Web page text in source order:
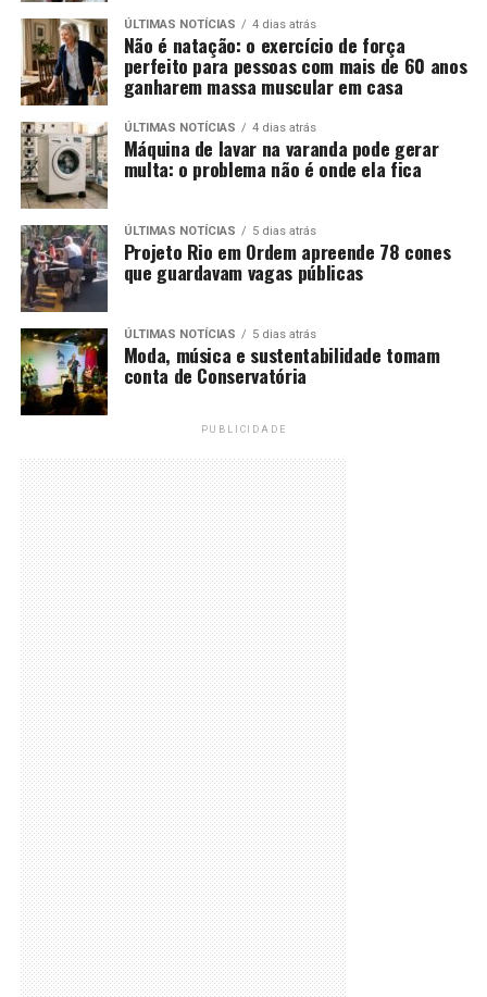
ÚLTIMAS NOTÍCIAS 4 dias atrás
Não é natação: o exercício de força
perfeito para pessoas com mais de 60 anos
ganharem massa muscular em casa
ÚLTIMAS NOTÍCIAS 4 dias atrás
Máquina de lavar na varanda pode gerar
multa: o problema não é onde ela fica
ÚLTIMAS NOTÍCIAS 5 dias atrás
Projeto Rio em Ordem apreende 78 cones
que guardavam vagas públicas
ÚLTIMAS NOTÍCIAS 5 dias atrás
Moda, música e sustentabilidade tomam
conta de Conservatória
PUBLICIDADE